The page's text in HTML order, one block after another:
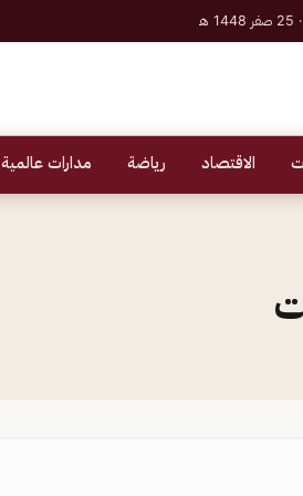
الاقتصاد رياضة مدارات عالمية